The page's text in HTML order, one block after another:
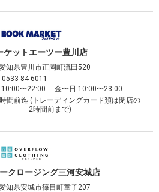
ケットエーツー豊川店
知県豊川市正岡町流田520
0533-84-6011
10:00〜22:00 金〜日 10:00〜23:00
間前迄 (トレーディングカード類は閉店の
2時間前まで)
クロージング三河安城店
知県安城市篠目町童子207